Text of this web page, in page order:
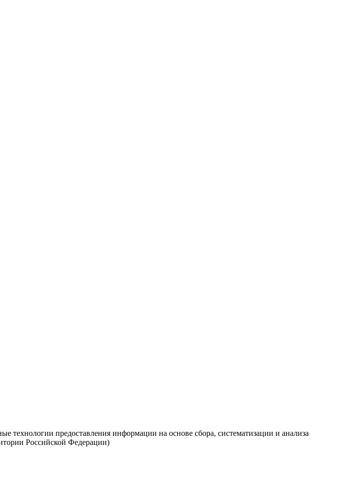
технологии предоставления информации на основе сбора, систематизации и анализа
Российской Федерации)